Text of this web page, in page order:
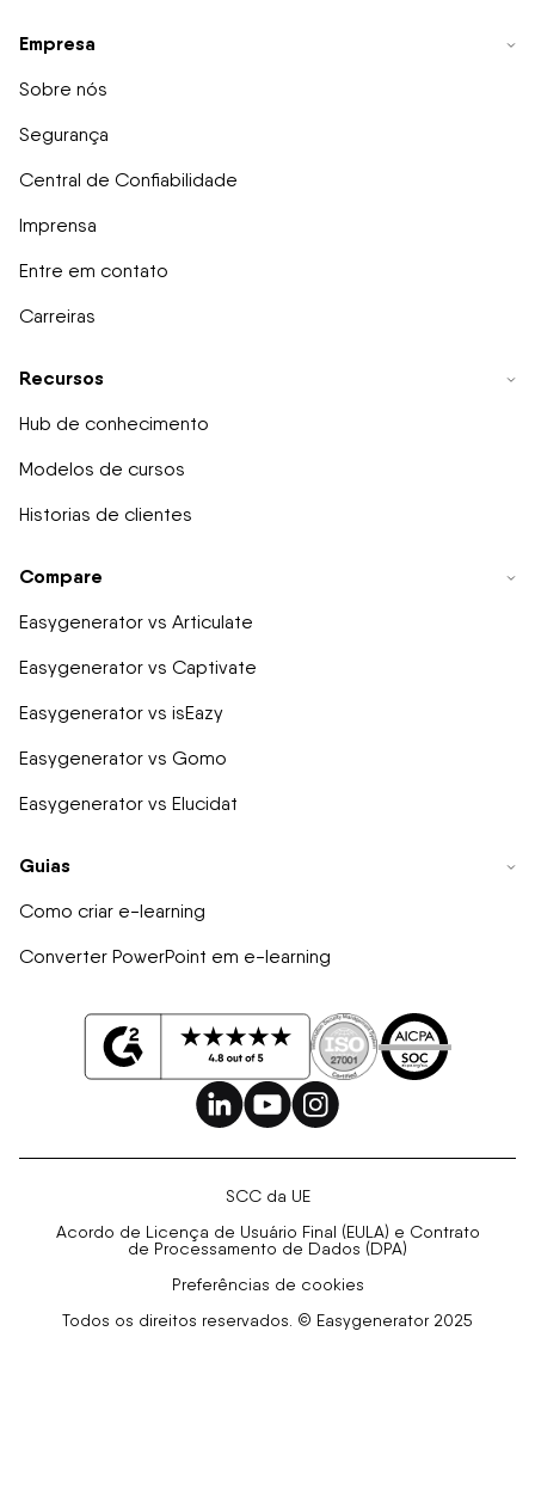
Empresa
Sobre nós
Segurança
Central de Confiabilidade
Imprensa
Entre em contato
Carreiras
Recursos
Hub de conhecimento
Modelos de cursos
Historias de clientes
Compare
Easygenerator vs Articulate
Easygenerator vs Captivate
Easygenerator vs isEazy
Easygenerator vs Gomo
Easygenerator vs Elucidat
Guias
Como criar e-learning
Converter PowerPoint em e-learning
SCC da UE
Acordo de Licença de Usuário Final (EULA) e Contrato
de Processamento de Dados (DPA)
Preferências de cookies
Todos os direitos reservados. © Easygenerator 2025